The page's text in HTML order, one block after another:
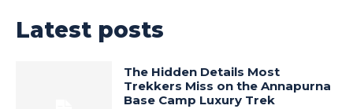
Latest posts
The Hidden Details Most
Trekkers Miss on the Annapurna
Base Camp Luxury Trek